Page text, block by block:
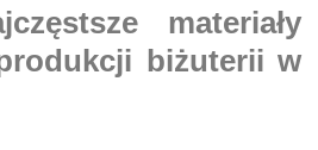
materiały
biżuterii w